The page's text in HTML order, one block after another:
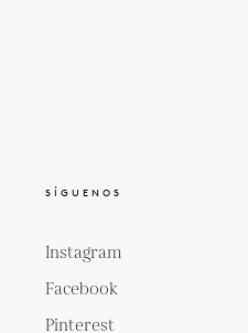
SÍGUENOS
Instagram
Facebook
Pinterest